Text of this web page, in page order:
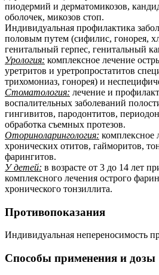
пиодермий и дерматомикозов,
оболочек, микозов стоп.
Индивидуальная профилактика
половым путем (сифилис, гонорея,
генитальный герпес, генитальный
Урология: комплексное лечение
уретритов и уретропростатитов
трихомониаз, гонорея) и
Стоматология: лечение и
воспалительных заболеваний
гингивитов, пародонтитов,
обработка съемных протезов.
Оториноларингология: комплексное
хронических отитов, гайморитов,
фарингитов.
У детей: в возрасте от 3 до 14 лет
комплексного лечения острого
хронического тонзиллита.
Противопоказания
Индивидуальная непереносимость
Способы применения и дозы